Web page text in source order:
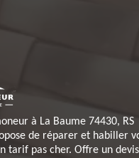
à La Baume 74430, RS
de réparer et habiller
tarif pas cher. Offre un